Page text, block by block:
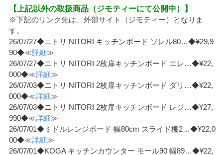
【上記以外の取扱商品（ジモティーにて公開中）】
※下記のリンク先は、外部サイト（ジモティー）となりま
す。
26/07/27◆ニトリ NITORI キッチンボード ソレル80…◆¥29,9
90◆≪詳細≫
26/07/27◆ニトリ NITORI 2枚扉キッチンボード エレ…◆¥22,
000◆≪詳細≫
26/07/03◆ニトリ NITORI 2枚扉キッチンボード ダリ…◆¥22,
000◆≪詳細≫
26/07/03◆ニトリ NITORI 2枚扉キッチンボード レジ…◆¥27,
990◆≪詳細≫
26/07/01◆ミドルレンジボード 幅80cm スライド棚2…◆¥22,0
00◆≪詳細≫
26/07/01◆KOGA キッチンカウンター モール90 幅89…◆¥22,